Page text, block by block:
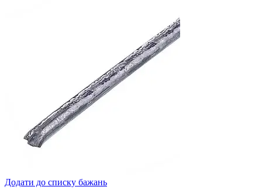
Додати до списку бажань